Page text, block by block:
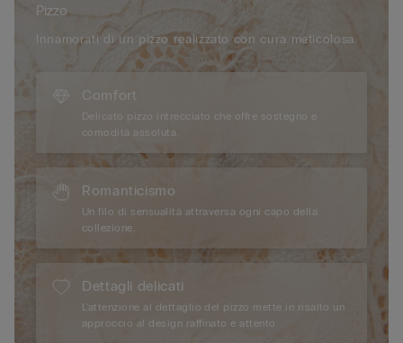
Pizzo
Innamorati di un pizzo realizzato con cura meticolosa.
Comfort
Delicato pizzo intrecciato che offre sostegno e
comodità assoluta.
Romanticismo
Un filo di sensualità attraversa ogni capo della
collezione.
Dettagli delicati
L'attenzione al dettaglio del pizzo mette in risalto un
approccio al design raffinato e attento.